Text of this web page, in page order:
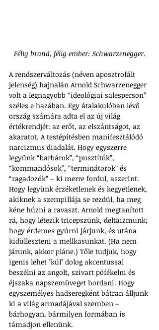
Félig brand, félig ember: Schwarzenegger.
A rendszerváltozás (néven aposztrofált
jelenség) hajnalán Arnold Schwarzenegger
volt a legnagyobb “ideológiai salesperson”
széles e hazában. Egy átalakulóban lévő
ország számára adta el az új világ
értékrendjét: az erőt, az elszántságot, az
akaratot. A testépítésben manifesztálódó
narcizmus diadalát. Hogy egyszerre
legyünk “barbárok”, “pusztítók”,
“kommandósok”, “terminátorok” és
“ragadozók” – ki merre fordul, aszerint.
Hogy legyünk érzéketlenek és kegyetlenek,
akiknek a szempillája se rezdül, ha meg
kéne húzni a ravaszt. Arnold megtanított
rá, hogy létezik tricepszünk, deltaizmunk;
hogy érdemes gyúrni járjunk, és utána
kidülleszteni a mellkasunkat. (Ha nem
járunk, akkor pláne.) Tőle tudjuk, hogy
igenis lehet "kúl" dolog akcentussal
beszélni az angolt, szivart pöfékelni és
éjszaka napszemüveget hordani. Hogy
egyszemélyes hadseregként bátran álljunk
ki a világ armadájával szemben –
bárhogyan, bármilyen formában is
támadjon ellenünk.